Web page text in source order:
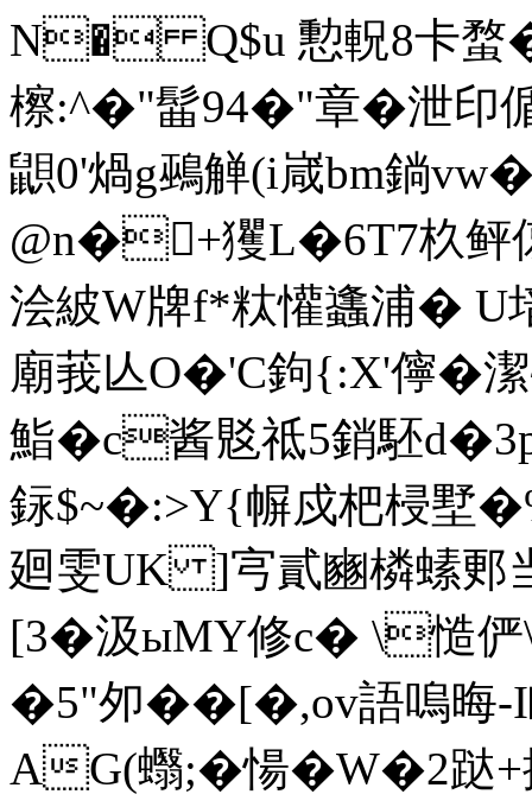
N� Q$u 憅軦8卡蝥�
檫:^�"髷94�"章�泄
鼰0'煱g鵐觯(i嵅bm鋿
@n�+玃L�6T7杦鲆偯
浍紴W牌f*粏懽蠭浦� U
廟莪亾O�'C鉤{:X'儜�
鮨�c酱覐祗5銷駓
銢$~�:>Y{幈戍杷梫墅
廻雯UK ]宆貳豳橉螦郠
[3�汲ыMY修c� \慥
�5"夘��[�,ov語嗚晦-I
AG(蠮;�愓�W�2跶+